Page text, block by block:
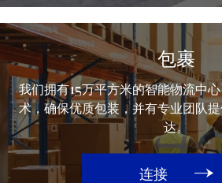
包裹
我们拥有15万平方米的智能物流中
术，确保优质包装，并有专业团队
达。
连接